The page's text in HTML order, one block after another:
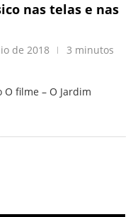
nas telas e nas
de 2018
3 minutos
O filme – O Jardim